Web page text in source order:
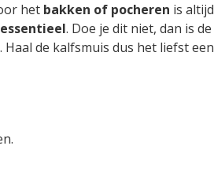
het bakken of pocheren is altijd
essentieel. Doe je dit niet, dan is de
Haal de kalfsmuis dus het liefst een